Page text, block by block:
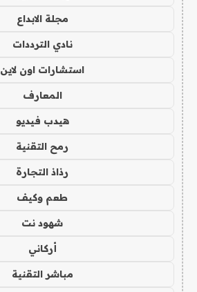
مجلة الابداع
نادي الترددات
استشارات اون لاين
المعارف
هيدب فيديو
رمح التقنية
رذاذ التجارة
طعم وكيف
شهود نت
أركاني
مباشر التقنية